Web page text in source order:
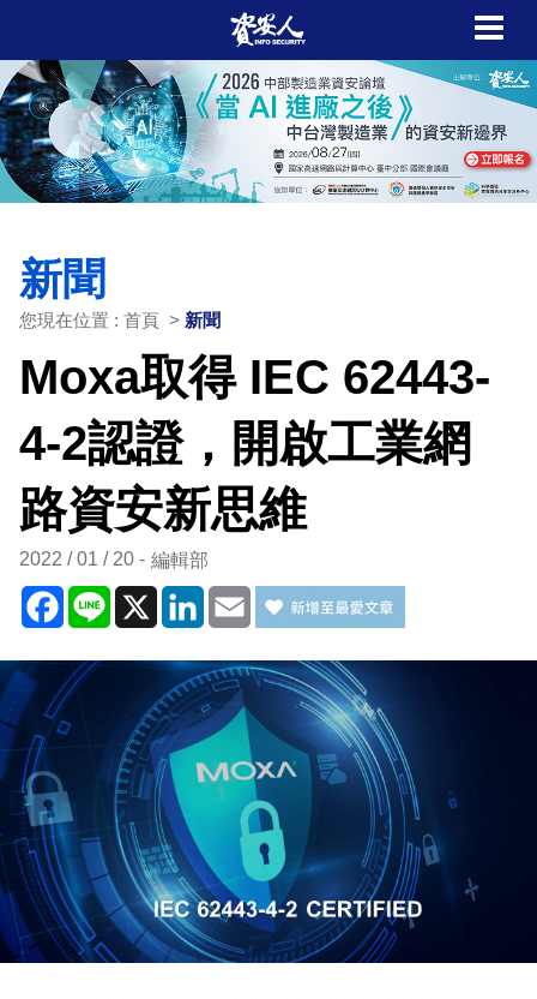
新聞
您現在位置 : 首頁 > 新聞
Moxa取得 IEC 62443-
4-2認證，開啟工業網
路資安新思維
2022 / 01 / 20 編輯部
Facebook
Line X LinkedIn
Email